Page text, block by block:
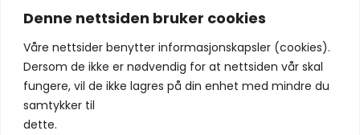
Denne nettsiden bruker cookies
Våre nettsider benytter informasjonskapsler (cookies).
Dersom de ikke er nødvendig for at nettsiden vår skal
fungere, vil de ikke lagres på din enhet med mindre du
samtykker til
dette.
På bildet: Filip Møller Nordal. Foto: EF Sportsfoto
Del: